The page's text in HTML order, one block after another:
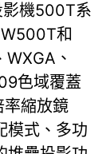
影機500T系
和
、
色域覆蓋
率縮放鏡
模式、多功